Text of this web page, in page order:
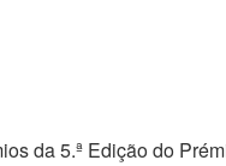
da 5.ª Edição do